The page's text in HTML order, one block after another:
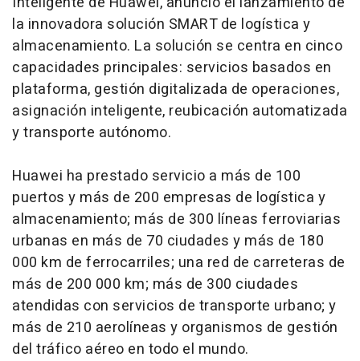
la innovadora solución SMART de logística y
almacenamiento. La solución se centra en cinco
capacidades principales: servicios basados en
plataforma, gestión digitalizada de operaciones,
asignación inteligente, reubicación automatizada
y transporte autónomo.
Huawei ha prestado servicio a más de 100
puertos y más de 200 empresas de logística y
almacenamiento; más de 300 líneas ferroviarias
urbanas en más de 70 ciudades y más de 180
000 km de ferrocarriles; una red de carreteras de
más de 200 000 km; más de 300 ciudades
atendidas con servicios de transporte urbano; y
más de 210 aerolíneas y organismos de gestión
del tráfico aéreo en todo el mundo.